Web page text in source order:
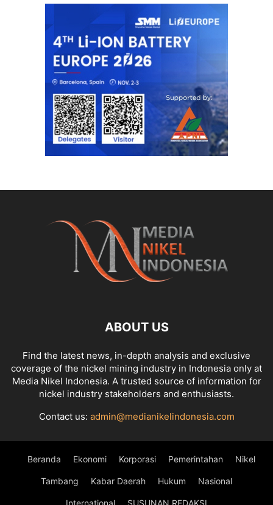
ABOUT US
Find the latest news, in-depth analysis and exclusive
coverage of the nickel mining industry in Indonesia only at
Media Nikel Indonesia. A trusted source of information for
nickel industry stakeholders and enthusiasts.
Contact us: admin@medianikelindonesia.com
Beranda Ekonomi Korporasi Pemerintahan Nikel
Tambang Kabar Daerah Hukum Nasional